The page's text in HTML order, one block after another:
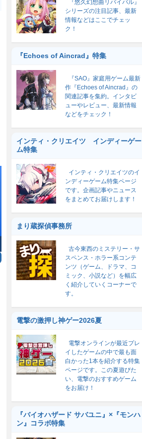
『悠久幻想曲リバイバル』
シリーズの注目記事、最新
情報などはここでチェッ
ク！
『Echoes of Aincrad』特集
『SAO』家庭用ゲーム最新
作『Echoes of Aincrad』の
関連記事を集約。インタビ
ューやレビュー、最新情報
などをチェック！
インティ・クリエイツ インディーゲー
ム特集
インティ・クリエイツのイ
ンディーゲーム特集ページ
です。企画記事やニュース
をまとめてお届けします！
まり蔵探偵事務所
古今東西のミステリー・サ
スペンス・ホラー系コンテ
ンツ（ゲーム、ドラマ、コ
ミック、小説など）を幅広
く紹介していくコーナーで
す。
電撃の激押し神ゲー2026夏
電撃オンラインが最近プレ
イしたゲームの中で最も面
白かった1本を紹介する特集
ページです。この夏遊びた
い、電撃のおすすめゲーム
をお届け！
『バイオハザード サバユニ』×『モンハ
ン』コラボ特集